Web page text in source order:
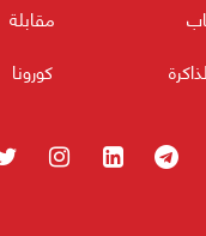
مقابلة
كورونا